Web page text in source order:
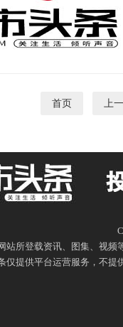
首页 上
站所登载资讯、图集、视频
仅提供平台运营服务，不提